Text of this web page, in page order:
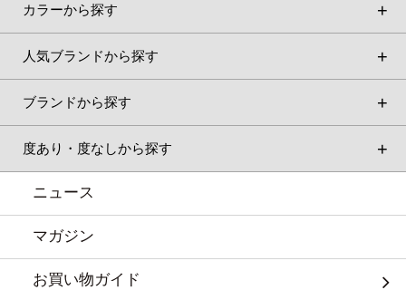
カラーから探す
人気ブランドから探す
ブランドから探す
度あり・度なしから探す
ニュース
マガジン
お買い物ガイド